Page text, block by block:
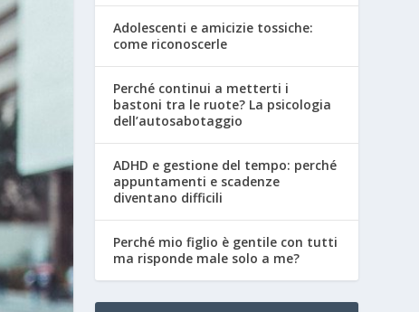
Adolescenti e amicizie tossiche:
come riconoscerle
Perché continui a metterti i
bastoni tra le ruote? La psicologia
dell’autosabotaggio
ADHD e gestione del tempo: perché
appuntamenti e scadenze
diventano difficili
Perché mio figlio è gentile con tutti
ma risponde male solo a me?